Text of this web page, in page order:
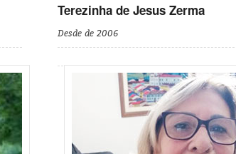
Terezinha de Jesus Zerma
Desde de 2006